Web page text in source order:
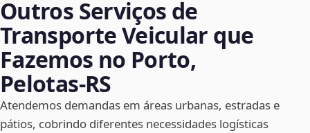
Outros Serviços de
Transporte Veicular que
Fazemos no Porto,
Pelotas‑RS
Atendemos demandas em áreas urbanas, estradas e
pátios, cobrindo diferentes necessidades logísticas